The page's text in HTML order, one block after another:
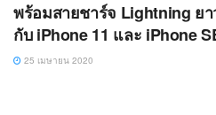
พร้อมสายชาร์จ Lightning ยา
กับ iPhone 11 และ iPhone
25 เมษายน 2020